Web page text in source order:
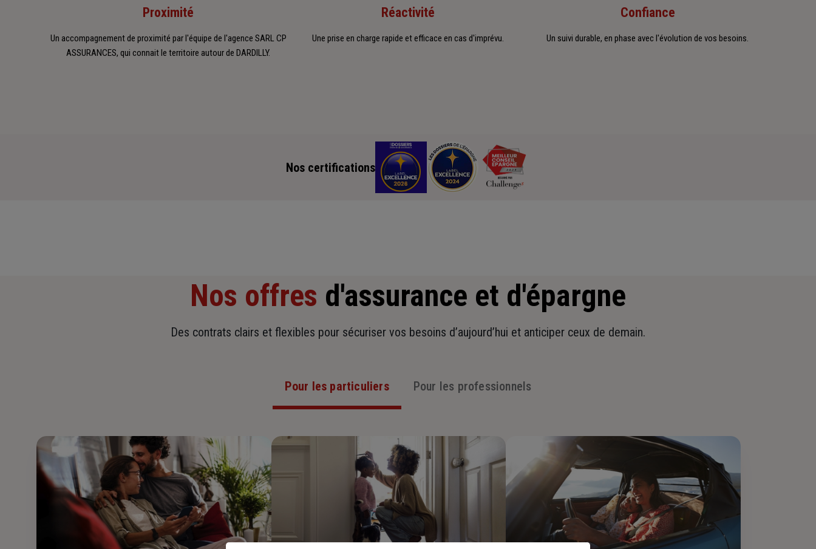
Proximité
Un accompagnement de proximité par l'équipe de l'agence SARL CP
ASSURANCES, qui connait le territoire autour de DARDILLY.
Réactivité
Une prise en charge rapide et efficace en cas d'imprévu.
Confiance
Un suivi durable, en phase avec l'évolution de vos besoins.
Nos certifications
Nos offres d'assurance et d'épargne
Des contrats clairs et flexibles pour sécuriser vos besoins d’aujourd’hui et anticiper ceux de demain.
Pour les particuliers Pour les professionnels